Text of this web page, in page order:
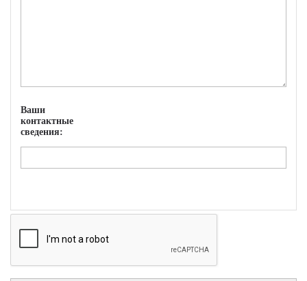
Ваши
контактные
сведения: